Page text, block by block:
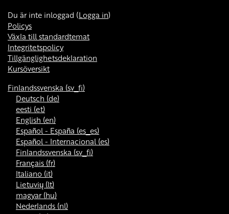
Du är inte inloggad (Logga in)
Policys
Växla till standardtemat
Integritetspolicy
Tillgänglighetsdeklaration
Kursöversikt
Finlandssvenska ‎(sv_fi)‎
Deutsch ‎(de)‎
eesti ‎(et)‎
English ‎(en)‎
Español - España ‎(es_es)‎
Español - Internacional ‎(es)‎
Finlandssvenska ‎(sv_fi)‎
Français ‎(fr)‎
Italiano ‎(it)‎
Lietuvių ‎(lt)‎
magyar ‎(hu)‎
Nederlands ‎(nl)‎